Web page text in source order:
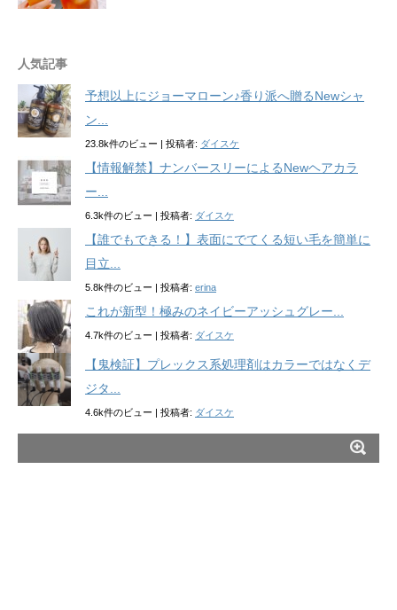
人気記事
予想以上にジョーマローン♪香り派へ贈るNewシャ
ン...
23.8k件のビュー | 投稿者: ダイスケ
【情報解禁】ナンバースリーによるNewヘアカラ
ー...
6.3k件のビュー | 投稿者: ダイスケ
【誰でもできる！】表面にでてくる短い毛を簡単に
目立...
5.8k件のビュー | 投稿者: erina
これが新型！極みのネイビーアッシュグレー...
4.7k件のビュー | 投稿者: ダイスケ
【鬼検証】プレックス系処理剤はカラーではなくデ
ジタ...
4.6k件のビュー | 投稿者: ダイスケ